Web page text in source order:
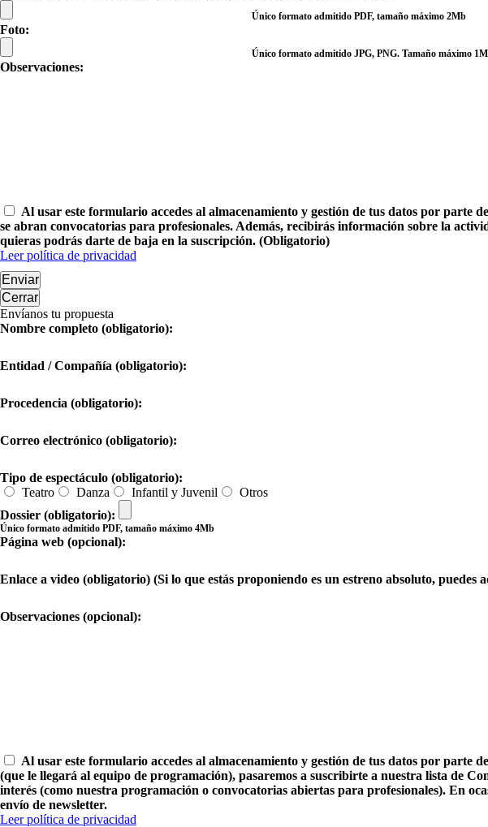
Único formato admitido PDF, tamaño máximo 2Mb
Foto:
Único formato admitido JPG, PNG. Tamaño máximo
Observaciones:
Al usar este formulario accedes al almacenamiento y gestión de tus datos por
se abran convocatorias para profesionales. Además, recibirás información sobre la
quieras podrás darte de baja en la suscripción. (Obligatorio)
Leer política de privacidad
Enviar
Cerrar
Envíanos tu propuesta
Nombre completo (obligatorio):
Entidad / Compañía (obligatorio):
Procedencia (obligatorio):
Correo electrónico (obligatorio):
Tipo de espectáculo (obligatorio):
Teatro
Danza Infantil y Juvenil
Otros
Dossier (obligatorio):
Único formato admitido PDF, tamaño máximo 4Mb
Página web (opcional):
Enlace a video (obligatorio) (Si lo que estás proponiendo es un estreno absoluto,
Observaciones (opcional):
Al usar este formulario accedes al almacenamiento y gestión de tus datos por
(que le llegará al equipo de programación), pasaremos a suscribirte a nuestra lista de
interés (como nuestra programación o convocatorias abiertas para profesionales). En
envío de newsletter.
Leer política de privacidad